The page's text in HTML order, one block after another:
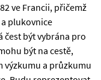
ve Francii, přičemž
plukovnice
čest být vybrána pro
být na cestě,
výzkumu a průzkumu